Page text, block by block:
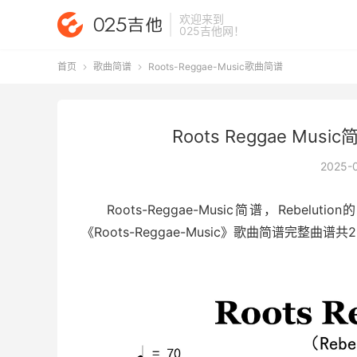
欢迎来到
025吉他网 ！
首页  歌曲简谱  Roots-Reggae-Music歌曲简谱
Roots Reggae Music
2025-
Roots-Reggae-Music简谱 ，Rebelution
《Roots-Reggae-Music》歌曲简谱完整曲谱